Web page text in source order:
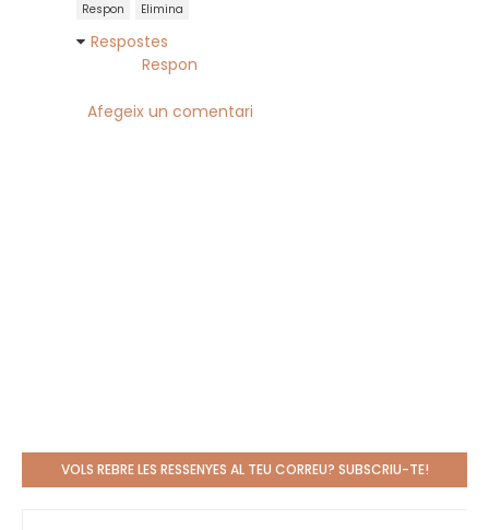
Respon Elimina
Respostes
Respon
Afegeix un comentari
VOLS REBRE LES RESSENYES AL TEU CORREU? SUBSCRIU-TE!